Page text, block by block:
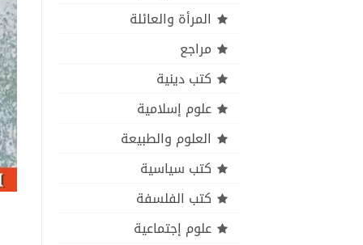
المرأة والعائلة
مراجع
كتب دينية
علوم إسلامية
العلوم والطبيعة
كتب سياسية
كتب الفلسفة
علوم إجتماعية